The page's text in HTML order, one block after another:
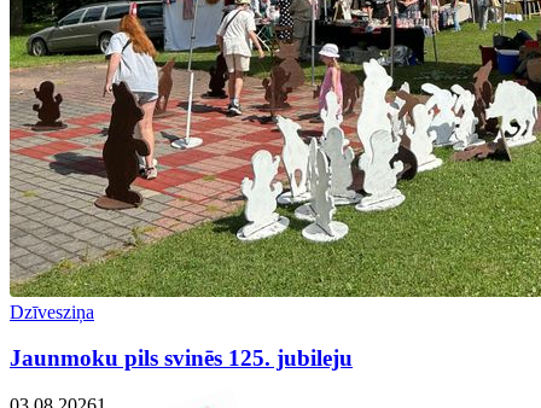
Dzīvesziņa
Jaunmoku pils svinēs 125. jubileju